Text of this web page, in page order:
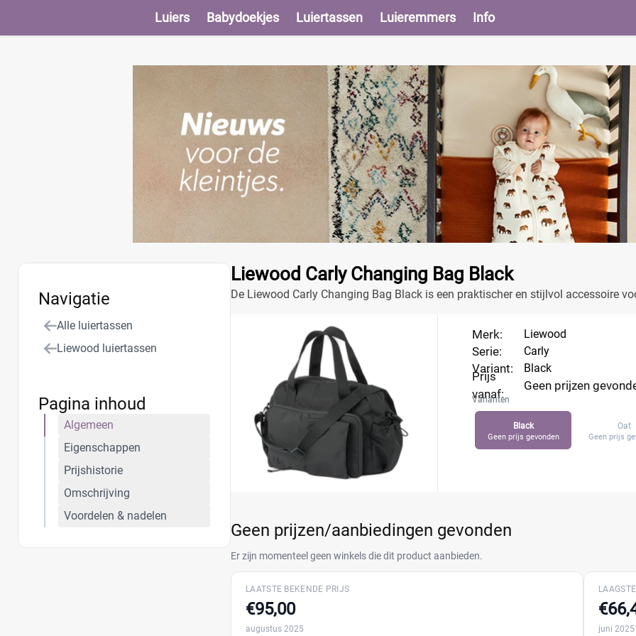
Luiers Babydoekjes Luiertassen Luieremmers Info
Liewood Carly Changing Bag Black
De Liewood Carly Changing Bag Black is een praktischer en stijlvol accessoire
Merk:
Serie:
Variant:
Prijs
vanaf:
Liewood
Carly
Black
Geen prijzen
Varianten
Black
Geen prijs gevonden
Oat
Geen prijs
Geen prijzen/aanbiedingen gevonden
Er zijn momenteel geen winkels die dit product aanbieden.
LAATSTE BEKENDE PRIJS
€95,00
augustus 2025 juni 2025
Navigatie
Alle luiertassen
Liewood luiertassen
Pagina inhoud
Algemeen
Eigenschappen
Prijshistorie
Omschrijving
Voordelen & nadelen